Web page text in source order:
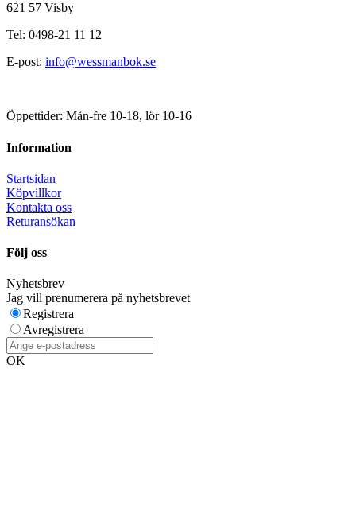
621 57 Visby
Tel: 0498-21 11 12
E-post: info@wessmanbok.se
Öppettider: Mån-fre 10-18, lör 10-16
Information
Startsidan
Köpvillkor
Kontakta oss
Returansökan
Följ oss
Nyhetsbrev
Jag vill prenumerera på nyhetsbrevet
Registrera
Avregistrera
OK